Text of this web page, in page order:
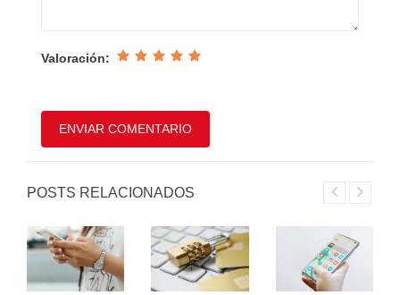
Valoración:
POSTS RELACIONADOS